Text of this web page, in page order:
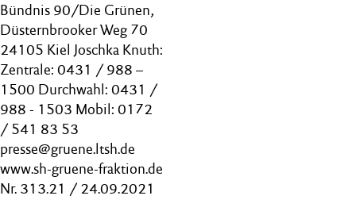
Bündnis 90/Die Grünen,
Düsternbrooker Weg 70
24105 Kiel Joschka Knuth:
Zentrale: 0431 / 988 –
1500 Durchwahl: 0431 /
988 - 1503 Mobil: 0172
/ 541 83 53
presse@gruene.ltsh.de
www.sh-gruene-fraktion.de
Nr. 313.21 / 24.09.2021